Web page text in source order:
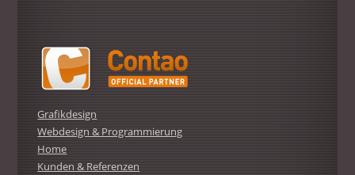
Grafikdesign
Webdesign & Programmierung
Home
Kunden & Referenzen